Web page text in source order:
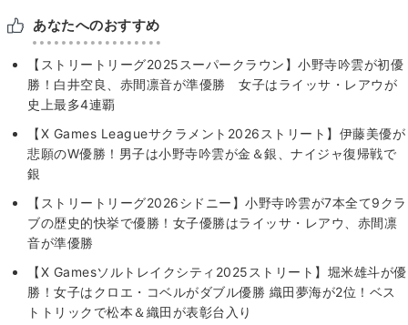
あなたへのおすすめ
【ストリートリーグ2025スーパークラウン】小野寺吟雲が初優
勝！白井空良、赤間凛音が準優勝 女子はライッサ・レアウが
史上最多4連覇
【X Games Leagueサクラメント2026ストリート】伊藤美優が
悲願のW優勝！男子は小野寺吟雲が金＆銀、ナイジャ復帰戦で
銀
【ストリートリーグ2026シドニー】小野寺吟雲が7本全て9クラ
ブの歴史的快挙で優勝！女子優勝はライッサ・レアウ、赤間凛
音が準優勝
【X Gamesソルトレイクシティ2025ストリート】堀米雄斗が優
勝！女子はクロエ・コベルがダブル優勝 織田夢海が2位！ベス
トトリックで松本＆織田が表彰台入り